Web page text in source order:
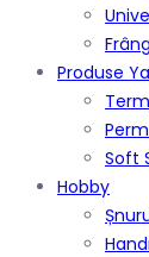
Produse
Soft
Hobby